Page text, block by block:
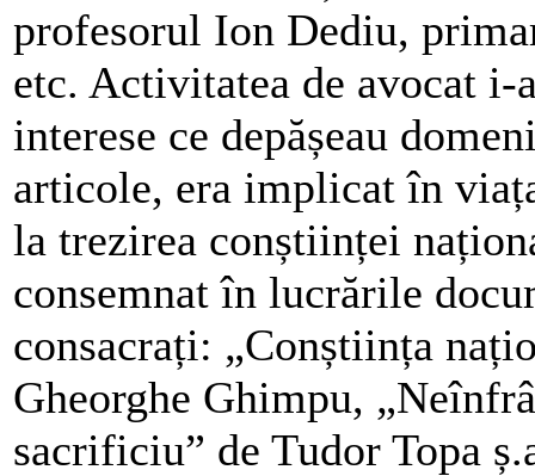
profesorul Ion Dediu,
etc. Activitatea de avocat i-
interese ce depășeau
articole, era implicat în
la trezirea conștiinței
consemnat în lucrările
consacrați: „Conștiința
Gheorghe Ghimpu,
sacrificiu” de Tudor Topa